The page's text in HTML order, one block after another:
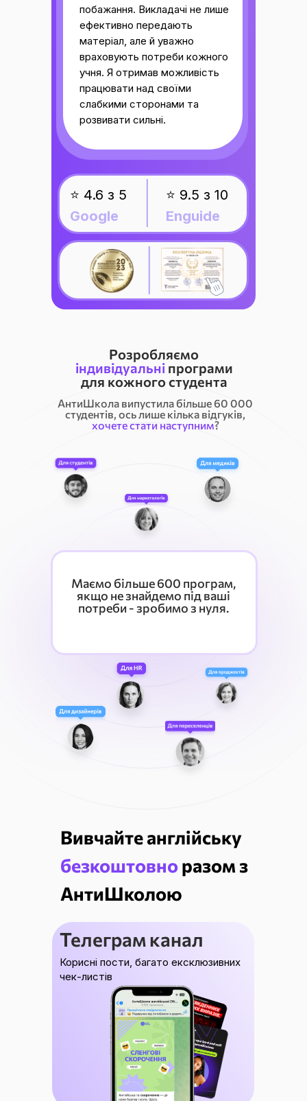
побажання. Викладачі не лише
ефективно передають
матеріал, але й уважно
враховують потреби кожного
учня. Я отримав можливість
працювати над своїми
слабкими сторонами та
розвивати сильні.
⭐ 4.6 з 5
Google
⭐ 9.5 з 10
Enguide
Розробляємо
індивідуальніпрограми
для кожного студента
АнтиШкола випустила більше 60 000
студентів, ось лише кілька відгуків,
хочете стати наступним?
Маємо більше 600 програм,
якщо не знайдемо під ваші
потреби - зробимо з нуля.
Корисні пости, багато ексклюзивних
чек-листів
Телеграм канал
Вивчайте англійську
безкоштовноразом з
АнтиШколою